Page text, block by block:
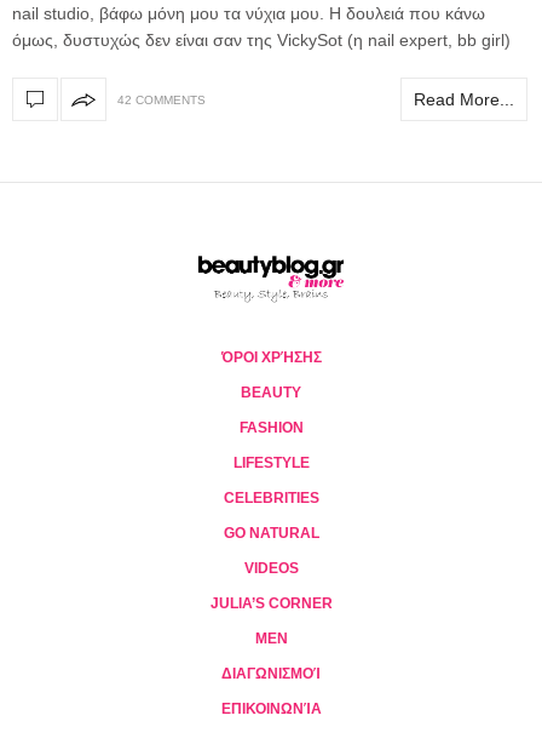
nail studio, βάφω μόνη μου τα νύχια μου. Η δουλειά που κάνω
όμως, δυστυχώς δεν είναι σαν της VickySot (η nail expert, bb girl)
42 COMMENTS Read More...
ΌΡΟΙ ΧΡΉΣΗΣ
BEAUTY
FASHION
LIFESTYLE
CELEBRITIES
GO NATURAL
VIDEOS
JULIA’S CORNER
MEN
ΔΙΑΓΩΝΙΣΜΟΊ
ΕΠΙΚΟΙΝΩΝΊΑ